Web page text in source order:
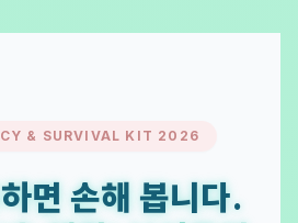
& SURVIVAL KIT 2026
면 손해 봅니다.